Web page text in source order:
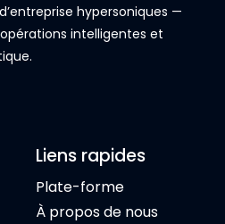
hypersoniques —
intelligentes et
Liens rapides
Plate-forme
À propos de nous